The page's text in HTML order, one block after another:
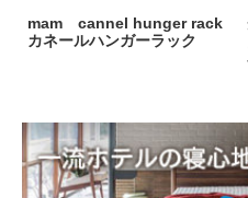
mam cannel hunger rack
カネールハンガーラック